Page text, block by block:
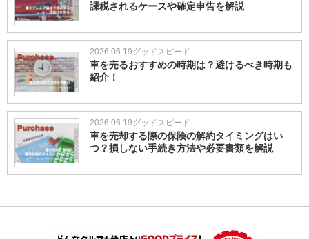
課税されるケースや確定申告を解説
2026.06.19グッドスピード
車を売るおすすめの時期は？避けるべき時期も
紹介！
2026.06.19グッドスピード
車を売却する際の保険の解約タイミングはい
つ？損しない手続き方法や必要書類を解説